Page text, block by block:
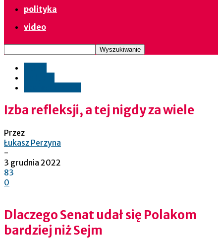
polityka
video
Izba refleksji, a tej nigdy za wiele
Przez
Łukasz Perzyna
-
3 grudnia 2022
83
0
Dlaczego Senat udał się Polakom
bardziej niż Sejm